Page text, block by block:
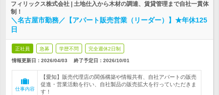
フィリックス株式会社 | 土地仕入から木材の調達、賃貸管理まで自社一貫体
制！
＼名古屋市勤務／【アパート販売営業（リーダー）】★年休125
日
正社員 急募 学歴不問 完全週休2日制
情報更新日：2026/04/03 終了予定日： 2026/10/01
仕事内容
【愛知】販売代理店の関係構築や情報共有、自社アパートの販売
促進・営業活動を行い、自社製品の販売拡大を行っていただきま
す！